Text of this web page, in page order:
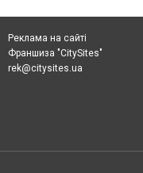
Реклама на сайті
Франшиза "CitySites"
rek@citysites.ua